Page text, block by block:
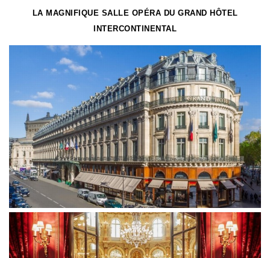
LA MAGNIFIQUE SALLE OPÉRA DU GRAND HÔTEL
INTERCONTINENTAL